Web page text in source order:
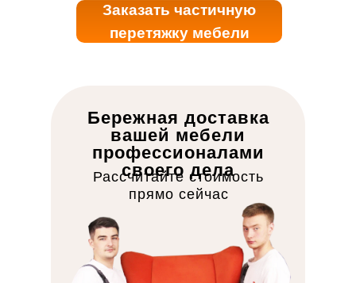
Заказать частичную
перетяжку мебели
Бережная доставка
вашей мебели
профессионалами
своего дела
Рассчитайте стоимость
прямо сейчас